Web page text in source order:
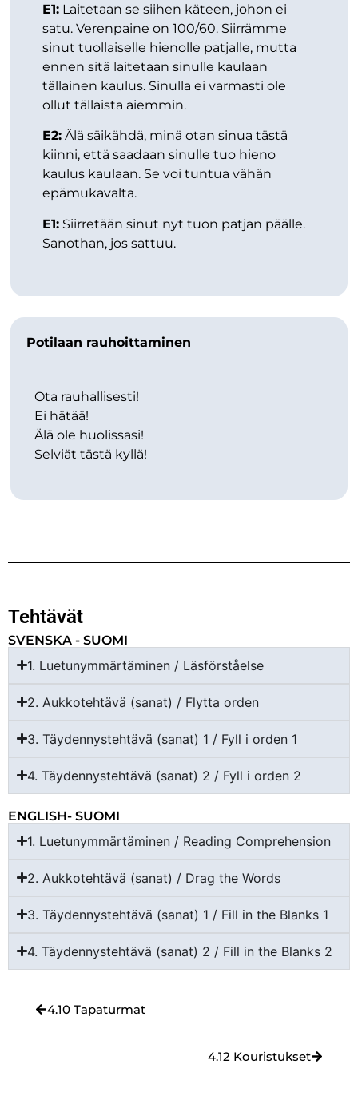
E1: Laitetaan se siihen käteen, johon ei
satu. Verenpaine on 100/60. Siirrämme
sinut tuollaiselle hienolle patjalle, mutta
ennen sitä laitetaan sinulle kaulaan
tällainen kaulus. Sinulla ei varmasti ole
ollut tällaista aiemmin.
E2: Älä säikähdä, minä otan sinua tästä
kiinni, että saadaan sinulle tuo hieno
kaulus kaulaan. Se voi tuntua vähän
epämukavalta.
E1: Siirretään sinut nyt tuon patjan päälle.
Sanothan, jos sattuu.
Potilaan rauhoittaminen
Ota rauhallisesti!
Ei hätää!
Älä ole huolissasi!
Selviät tästä kyllä!
Tehtävät
SVENSKA - SUOMI
1. Luetunymmärtäminen / Läsförståelse
2. Aukkotehtävä (sanat) / Flytta orden
3. Täydennystehtävä (sanat) 1 / Fyll i orden 1
4. Täydennystehtävä (sanat) 2 / Fyll i orden 2
ENGLISH- SUOMI
1. Luetunymmärtäminen / Reading Comprehension
2. Aukkotehtävä (sanat) / Drag the Words
3. Täydennystehtävä (sanat) 1 / Fill in the Blanks 1
4. Täydennystehtävä (sanat) 2 / Fill in the Blanks 2
4.10 Tapaturmat
4.12 Kouristukset